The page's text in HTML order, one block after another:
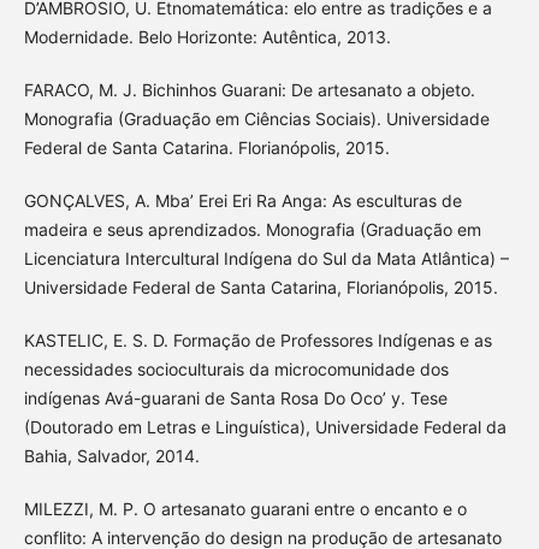
D’AMBROSIO, U. Etnomatemática: elo entre as tradições e a
Modernidade. Belo Horizonte: Autêntica, 2013.
FARACO, M. J. Bichinhos Guarani: De artesanato a objeto.
Monografia (Graduação em Ciências Sociais). Universidade
Federal de Santa Catarina. Florianópolis, 2015.
GONÇALVES, A. Mba’ Erei Eri Ra Anga: As esculturas de
madeira e seus aprendizados. Monografia (Graduação em
Licenciatura Intercultural Indígena do Sul da Mata Atlântica) –
Universidade Federal de Santa Catarina, Florianópolis, 2015.
KASTELIC, E. S. D. Formação de Professores Indígenas e as
necessidades socioculturais da microcomunidade dos
indígenas Avá-guarani de Santa Rosa Do Oco’ y. Tese
(Doutorado em Letras e Linguística), Universidade Federal da
Bahia, Salvador, 2014.
MILEZZI, M. P. O artesanato guarani entre o encanto e o
conflito: A intervenção do design na produção de artesanato